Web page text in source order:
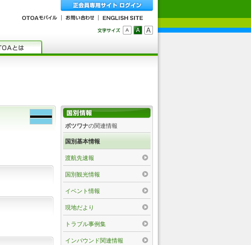
ボツワナの関連情報
国別基本情報
渡航先速報
国別観光情報
イベント情報
現地だより
トラブル事例集
インバウンド関連情報